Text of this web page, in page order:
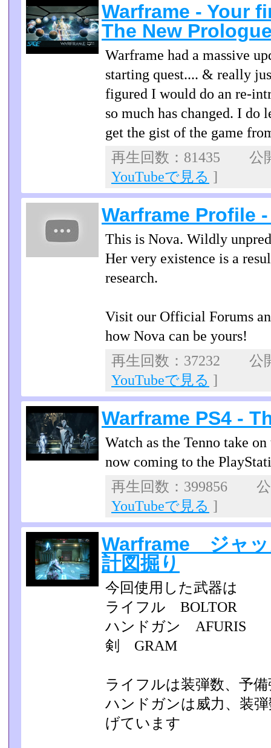
Warframe - Your
The New
Warframe had a massive
starting quest.... & really
figured I would do an re-
so much has changed. I do
get the gist of the game
再生回数：81435 公
YouTubeで見る ]
Warframe Profile
This is Nova. Wildly
Her very existence is a
research.
Visit our Official Forums
how Nova can be yours!
再生回数：37232 公
YouTubeで見る ]
Warframe PS4 -
Watch as the Tenno take
now coming to the
再生回数：399856
YouTubeで見る ]
Warframe ジャ
計図掘り
今回使用した武器は
ライフル BOLTOR
ハンドガン AFURIS
剣 GRAM
ライフルは装弾数、予
ハンドガンは威力、装
げています